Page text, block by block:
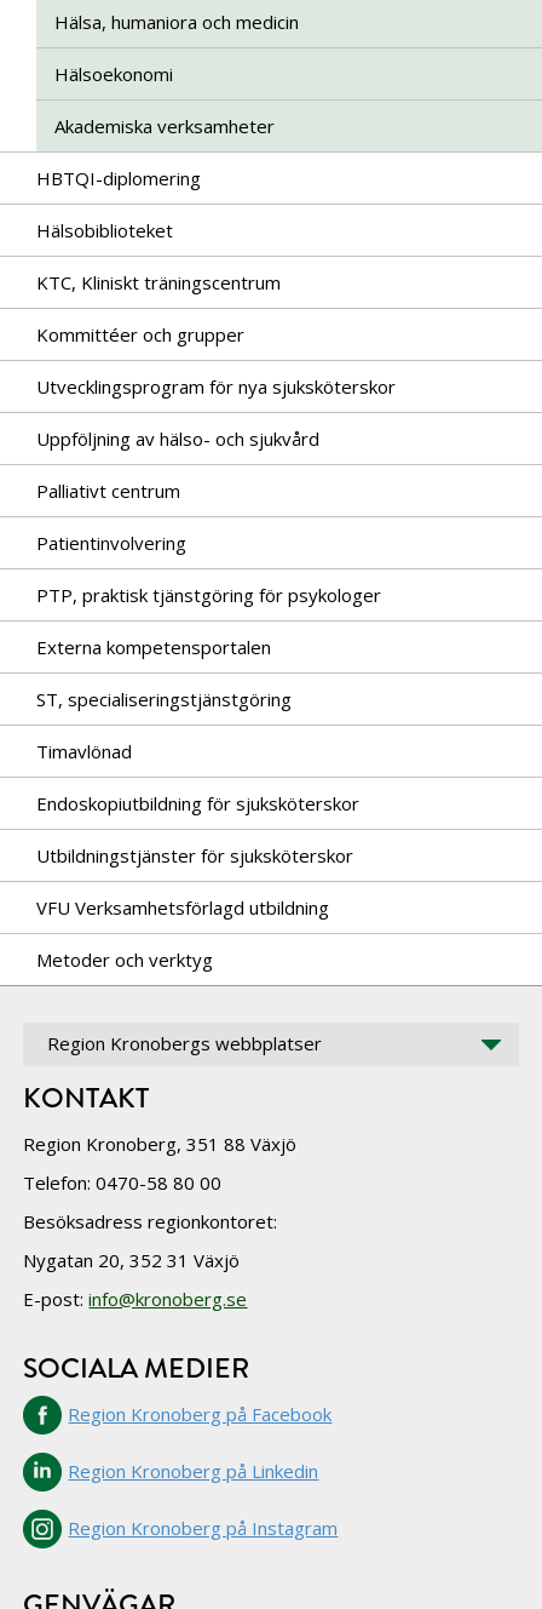
Hälsa, humaniora och medicin
Hälsoekonomi
Akademiska verksamheter
HBTQI-diplomering
Hälsobiblioteket
KTC, Kliniskt träningscentrum
Kommittéer och grupper
Utvecklingsprogram för nya sjuksköterskor
Uppföljning av hälso- och sjukvård
Palliativt centrum
Patientinvolvering
PTP, praktisk tjänstgöring för psykologer
Externa kompetensportalen
ST, specialiseringstjänstgöring
Timavlönad
Endoskopiutbildning för sjuksköterskor
Utbildningstjänster för sjuksköterskor
VFU Verksamhetsförlagd utbildning
Metoder och verktyg
Region Kronobergs webbplatser
KONTAKT
Region Kronoberg, 351 88 Växjö
Telefon: 0470-58 80 00
Besöksadress regionkontoret:
Nygatan 20, 352 31 Växjö
E-post:info@kronoberg.se
SOCIALA MEDIER
Region Kronoberg på Facebook
Region Kronoberg på Linkedin
Region Kronoberg på Instagram